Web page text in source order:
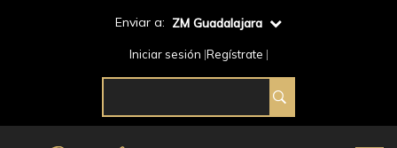
Enviar a: ZM Guadalajara
Iniciar sesión Regístrate